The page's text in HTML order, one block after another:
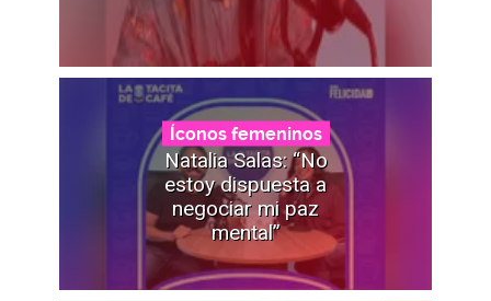
Íconos femeninos
Natalia Salas: “No
estoy dispuesta a
negociar mi paz
mental”